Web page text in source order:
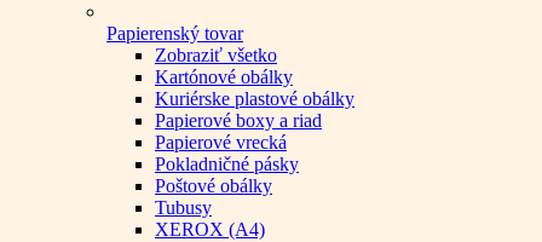
Papierenský tovar
Zobraziť všetko
Kartónové obálky
Kuriérske plastové obálky
Papierové boxy a riad
Papierové vrecká
Pokladničné pásky
Poštové obálky
Tubusy
XEROX (A4)